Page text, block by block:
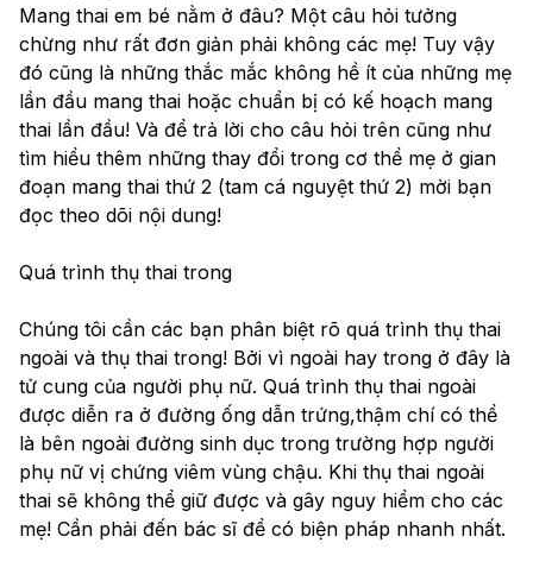
Mang thai em bé nằm ở đâu? Một câu hỏi tưởng
chừng như rất đơn giản phải không các mẹ! Tuy vậy
đó cũng là những thắc mắc không hề ít của những mẹ
lần đầu mang thai hoặc chuẩn bị có kế hoạch mang
thai lần đầu! Và để trả lời cho câu hỏi trên cũng như
tìm hiểu thêm những thay đổi trong cơ thể mẹ ở gian
đoạn mang thai thứ 2 (tam cá nguyệt thứ 2) mời bạn
đọc theo dõi nội dung!
Quá trình thụ thai trong
Chúng tôi cần các bạn phân biệt rõ quá trình thụ thai
ngoài và thụ thai trong! Bởi vì ngoài hay trong ở đây là
tử cung của người phụ nữ. Quá trình thụ thai ngoài
được diễn ra ở đường ống dẫn trứng,thậm chí có thể
là bên ngoài đường sinh dục trong trường hợp người
phụ nữ vị chứng viêm vùng chậu. Khi thụ thai ngoài
thai sẽ không thể giữ được và gây nguy hiểm cho các
mẹ! Cần phải đến bác sĩ để có biện pháp nhanh nhất.